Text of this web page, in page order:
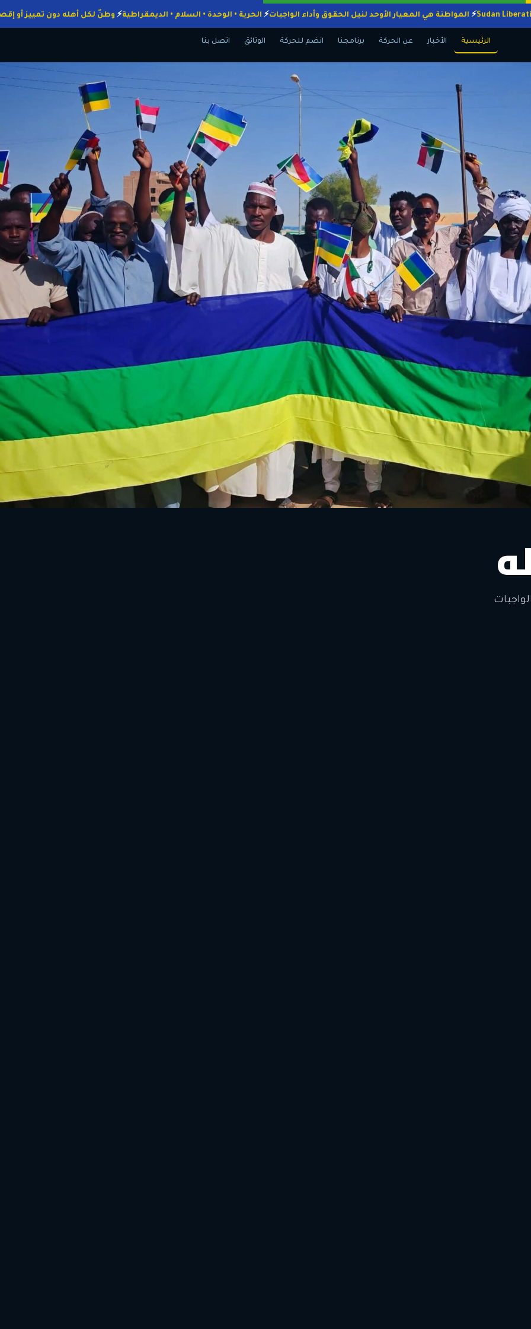
المواطنة هي المعيار الأوحد لنيل الحقوق وأداء الواجبات الحرية • الوحدة • السلام • الديمقراطية وطنٌ لكل أهله دون
الرئيسية الأخبار عن الحركة برنامجنا انضم للحركة الوثائق اتصل بنا